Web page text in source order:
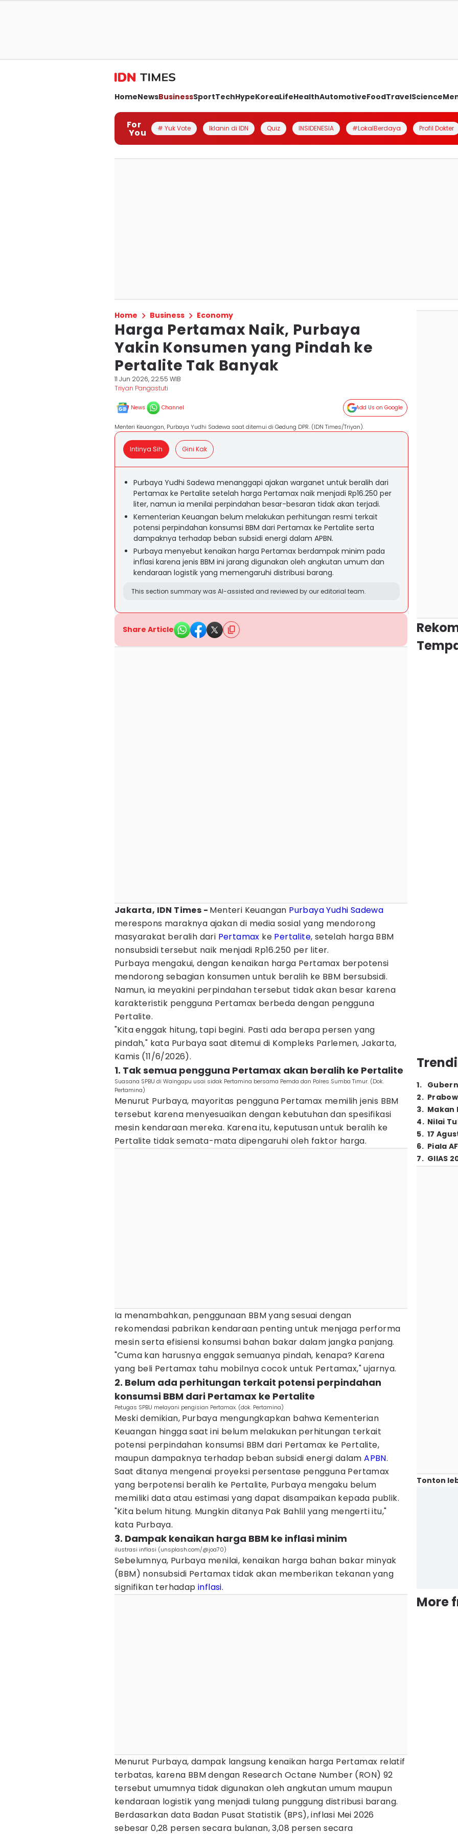
HomeNewsBusinessSportTechHypeKoreaLifeHealthAutomotiveFoodTravelScience
For
You # Yuk Vote Iklanin di IDN Quiz INSIDENESIA #LokalBerdaya Profil Dokter
Home Business Economy
Harga Pertamax Naik, Purbaya
Yakin Konsumen yang Pindah ke
Pertalite Tak Banyak
11 Jun 2026, 22:55 WIB
Triyan Pangastuti
News Channel Add Us on Google
Menteri Keuangan, Purbaya Yudhi Sadewa saat ditemui di Gedung DPR. (IDN Times/Triyan).
Intinya Sih Gini Kak
Purbaya Yudhi Sadewa menanggapi ajakan warganet untuk beralih dari
Pertamax ke Pertalite setelah harga Pertamax naik menjadi Rp16.250 per
liter, namun ia menilai perpindahan besar-besaran tidak akan terjadi.
Kementerian Keuangan belum melakukan perhitungan resmi terkait
potensi perpindahan konsumsi BBM dari Pertamax ke Pertalite serta
dampaknya terhadap beban subsidi energi dalam APBN.
Purbaya menyebut kenaikan harga Pertamax berdampak minim pada
inflasi karena jenis BBM ini jarang digunakan oleh angkutan umum dan
kendaraan logistik yang memengaruhi distribusi barang.
This section summary was AI-assisted and reviewed by our editorial team.
Share Article
Jakarta, IDN Times - Menteri Keuangan Purbaya Yudhi Sadewa
merespons maraknya ajakan di media sosial yang mendorong
masyarakat beralih dari Pertamax ke Pertalite, setelah harga BBM
nonsubsidi tersebut naik menjadi Rp16.250 per liter.
Purbaya mengakui, dengan kenaikan harga Pertamax berpotensi
mendorong sebagian konsumen untuk beralih ke BBM bersubsidi.
Namun, ia meyakini perpindahan tersebut tidak akan besar karena
karakteristik pengguna Pertamax berbeda dengan pengguna
Pertalite.
"Kita enggak hitung, tapi begini. Pasti ada berapa persen yang
pindah," kata Purbaya saat ditemui di Kompleks Parlemen, Jakarta,
Kamis (11/6/2026).
1. Tak semua pengguna Pertamax akan beralih ke Pertalite
Suasana SPBU di Waingapu usai sidak Pertamina bersama Pemda dan Polres Sumba Timur. (Dok.
Pertamina)
Menurut Purbaya, mayoritas pengguna Pertamax memilih jenis BBM
tersebut karena menyesuaikan dengan kebutuhan dan spesifikasi
mesin kendaraan mereka. Karena itu, keputusan untuk beralih ke
Pertalite tidak semata-mata dipengaruhi oleh faktor harga.
Ia menambahkan, penggunaan BBM yang sesuai dengan
rekomendasi pabrikan kendaraan penting untuk menjaga performa
mesin serta efisiensi konsumsi bahan bakar dalam jangka panjang.
"Cuma kan harusnya enggak semuanya pindah, kenapa? Karena
yang beli Pertamax tahu mobilnya cocok untuk Pertamax," ujarnya.
2. Belum ada perhitungan terkait potensi perpindahan
konsumsi BBM dari Pertamax ke Pertalite
Petugas SPBU melayani pengisian Pertamax. (dok. Pertamina)
Meski demikian, Purbaya mengungkapkan bahwa Kementerian
Keuangan hingga saat ini belum melakukan perhitungan terkait
potensi perpindahan konsumsi BBM dari Pertamax ke Pertalite,
maupun dampaknya terhadap beban subsidi energi dalamAPBN.
Saat ditanya mengenai proyeksi persentase pengguna Pertamax
yang berpotensi beralih ke Pertalite, Purbaya mengaku belum
memiliki data atau estimasi yang dapat disampaikan kepada publik.
"Kita belum hitung. Mungkin ditanya Pak Bahlil yang mengerti itu,"
kata Purbaya.
3. Dampak kenaikan harga BBM ke inflasi minim
ilustrasi inflasi (unsplash.com/@joa70)
Sebelumnya, Purbaya menilai, kenaikan harga bahan bakar minyak
(BBM) nonsubsidi Pertamax tidak akan memberikan tekanan yang
signifikan terhadap inflasi.
Menurut Purbaya, dampak langsung kenaikan harga Pertamax relatif
terbatas, karena BBM dengan Research Octane Number (RON) 92
tersebut umumnya tidak digunakan oleh angkutan umum maupun
kendaraan logistik yang menjadi tulang punggung distribusi barang.
Berdasarkan data Badan Pusat Statistik (BPS), inflasi Mei 2026
sebesar 0,28 persen secara bulanan, 3,08 persen secara
1.
2.
3. Makan
4. Nilai
5. 17
6. Piala
7. GIIAS
Tonton
More